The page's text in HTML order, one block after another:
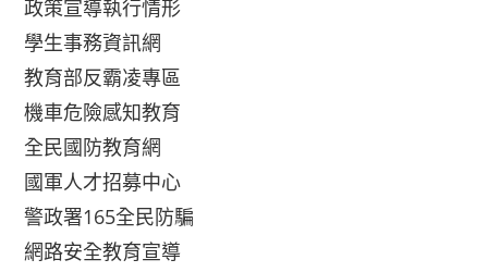
政策宣導執行情形
學生事務資訊網
教育部反霸凌專區
機車危險感知教育
全民國防教育網
國軍人才招募中心
警政署165全民防騙
網路安全教育宣導